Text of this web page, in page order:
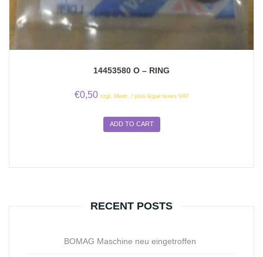
14453580 O – RING
€0,50 zzgl. Mwst. / plus legal taxes VAT
ADD TO CART
RECENT POSTS
BOMAG Maschine neu eingetroffen